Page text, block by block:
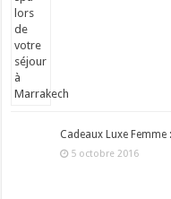
Cadeaux Luxe
5 octobre 2016